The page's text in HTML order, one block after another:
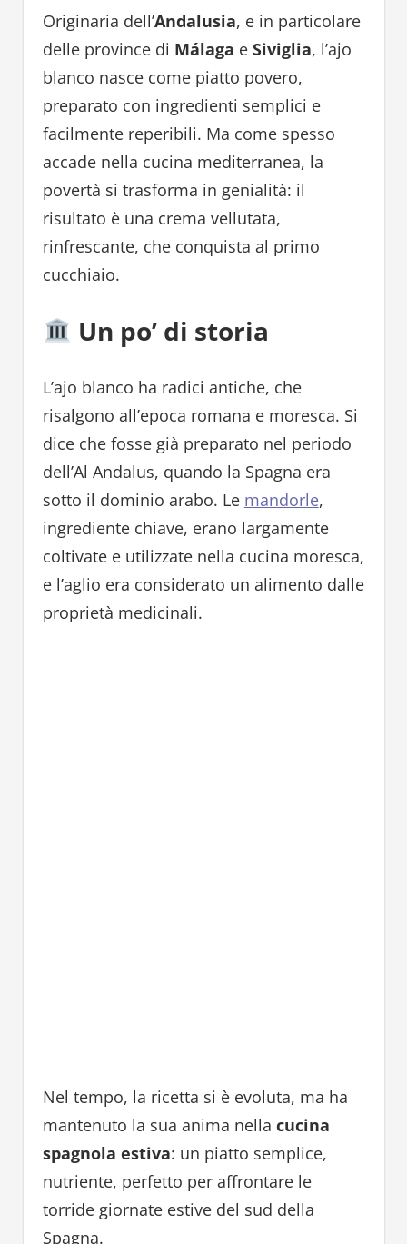
Originaria dell’Andalusia, e in particolare
delle province di Málaga e Siviglia, l’ajo
blanco nasce come piatto povero,
preparato con ingredienti semplici e
facilmente reperibili. Ma come spesso
accade nella cucina mediterranea, la
povertà si trasforma in genialità: il
risultato è una crema vellutata,
rinfrescante, che conquista al primo
cucchiaio.
Un po’ di storia
L’ajo blanco ha radici antiche, che
risalgono all’epoca romana e moresca. Si
dice che fosse già preparato nel periodo
dell’Al Andalus, quando la Spagna era
sotto il dominio arabo. Le mandorle,
ingrediente chiave, erano largamente
coltivate e utilizzate nella cucina moresca,
e l’aglio era considerato un alimento dalle
proprietà medicinali.
Nel tempo, la ricetta si è evoluta, ma ha
mantenuto la sua anima nella cucina
spagnola estiva: un piatto semplice,
nutriente, perfetto per affrontare le
torride giornate estive del sud della
Spagna.